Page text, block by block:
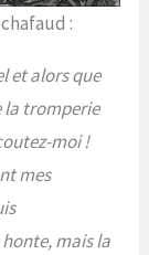
:
et alors que
la tromperie
moi !
mes
mais la